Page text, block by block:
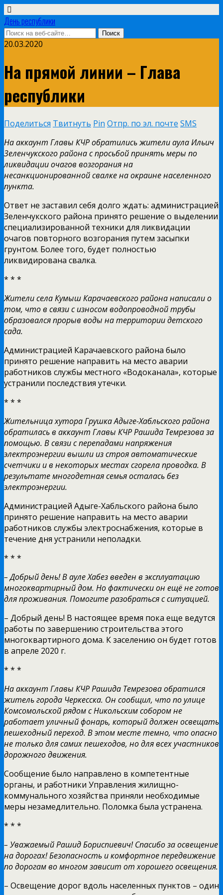
День республики
20.03.2020
На прямой линии – Глава
республики
Поделиться Твитнуть Pin Отпр. по эл. почте SMS
На аккаунт Главы КЧР обратились жители аула Ильич
Зеленчукского района с просьбой принять меры по
ликвидации очагов возгорания на
несанкционированной свалке на окраине населенного
пункта.
Ответ не заставил себя долго ждать: администрацией
Зеленчукского района принято решение о выделении
специализированной техники для ликвидации
очагов повторного возгорания путем засыпки
грунтом. Более того, будет полностью
ликвидирована свалка.
* * *
Жители села Кумыш Карачаевского района написали о
том, что в связи с износом водопроводной трубы
образовался прорыв воды на территории детского
сада.
Администрацией Карачаевского района было
принято решение направить на место аварии
работников службы местного «Водоканала», которые
устранили последствия утечки.
* * *
Жительница хутора Грушка Адыге-Хабльского района
обратилась в аккаунт Главы КЧР Рашида Темрезова за
помощью. В связи с перепадами напряжения
электроэнергии вышли из строя автоматические
счетчики и в некоторых местах сгорела проводка. В
результате многодетная семья осталась без
электроэнергии.
Администрацией Адыге-Хабльского района было
принято решение направить на место аварии
работников службы электроснабжения, которые в
течение дня устранили неполадки.
* * *
– Добрый день! В ауле Хабез введен в эксплуатацию
многоквартирный дом. Но фактически он ещё не готов
для проживания. Помогите разобраться с ситуацией.
– Добрый день! В настоящее время пока еще ведутся
работы по завершению строительства этого
многоквартирного дома. К заселению он будет готов
в апреле 2020 г.
* * *
На аккаунт Главы КЧР Рашида Темрезова обратился
житель города Черкесска. Он сообщил, что по улице
Комсомольской рядом с Никольским собором не
работает уличный фонарь, который должен освещать
пешеходный переход. В этом месте темно, что опасно
не только для самих пешеходов, но для всех участников
дорожного движения.
Сообщение было направлено в компетентные
органы, и работники Управления жилищно-
коммунального хозяйства приняли необходимые
меры незамедлительно. Поломка была устранена.
* * *
– Уважаемый Рашид Бориспиевич! Спасибо за освещение
на дорогах! Безопасность и комфортное передвижение
по дорогам во многом зависит от хорошего освещения.
– Освещение дорог вдоль населенных пунктов – один